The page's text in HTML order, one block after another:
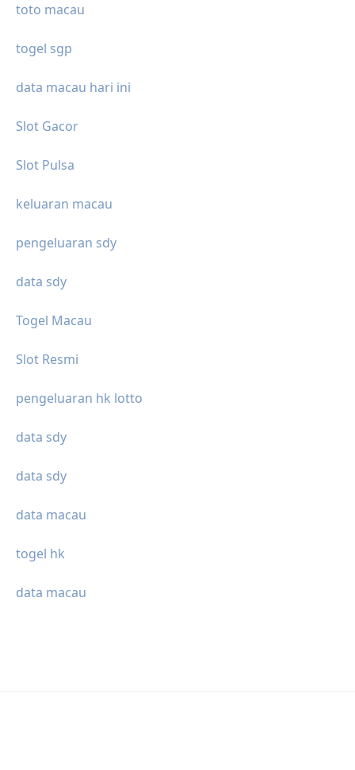
toto macau
togel sgp
data macau hari ini
Slot Gacor
Slot Pulsa
keluaran macau
pengeluaran sdy
data sdy
Togel Macau
Slot Resmi
pengeluaran hk lotto
data sdy
data sdy
data macau
togel hk
data macau